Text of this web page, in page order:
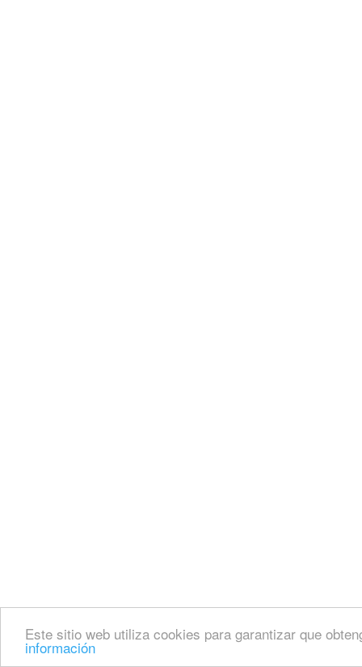
Este sitio web utiliza cookies para garantizar que
información